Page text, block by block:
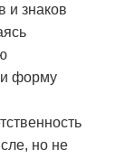
и знаков
и форму
но не